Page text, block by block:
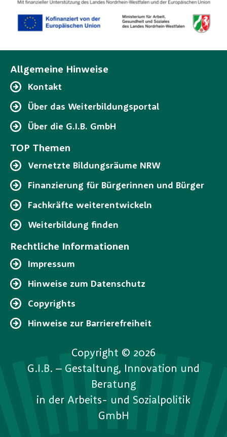
Allgemeine Hinweise
Kontakt
Über das Weiterbildungsportal
Über die G.I.B. GmbH
TOP Themen
Vernetzte Bildungsräume NRW
Finanzierung für Bürgerinnen und Bürger
Fachkräfte weiterentwickeln
Weiterbildung finden
Rechtliche Informationen
Impressum
Hinweise zum Datenschutz
Copyrights
Hinweise zur Barrierefreiheit
Copyright © 2026
G.I.B. – Gestaltung, Innovation und
Beratung
in der Arbeits- und Sozialpolitik
GmbH